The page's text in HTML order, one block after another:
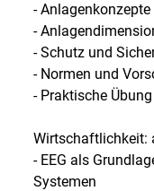
- Anlagenkonzepte
-
- Schutz und
- Normen und
- Praktische Übung
Wirtschaftlichkeit:
- EEG als
Systemen